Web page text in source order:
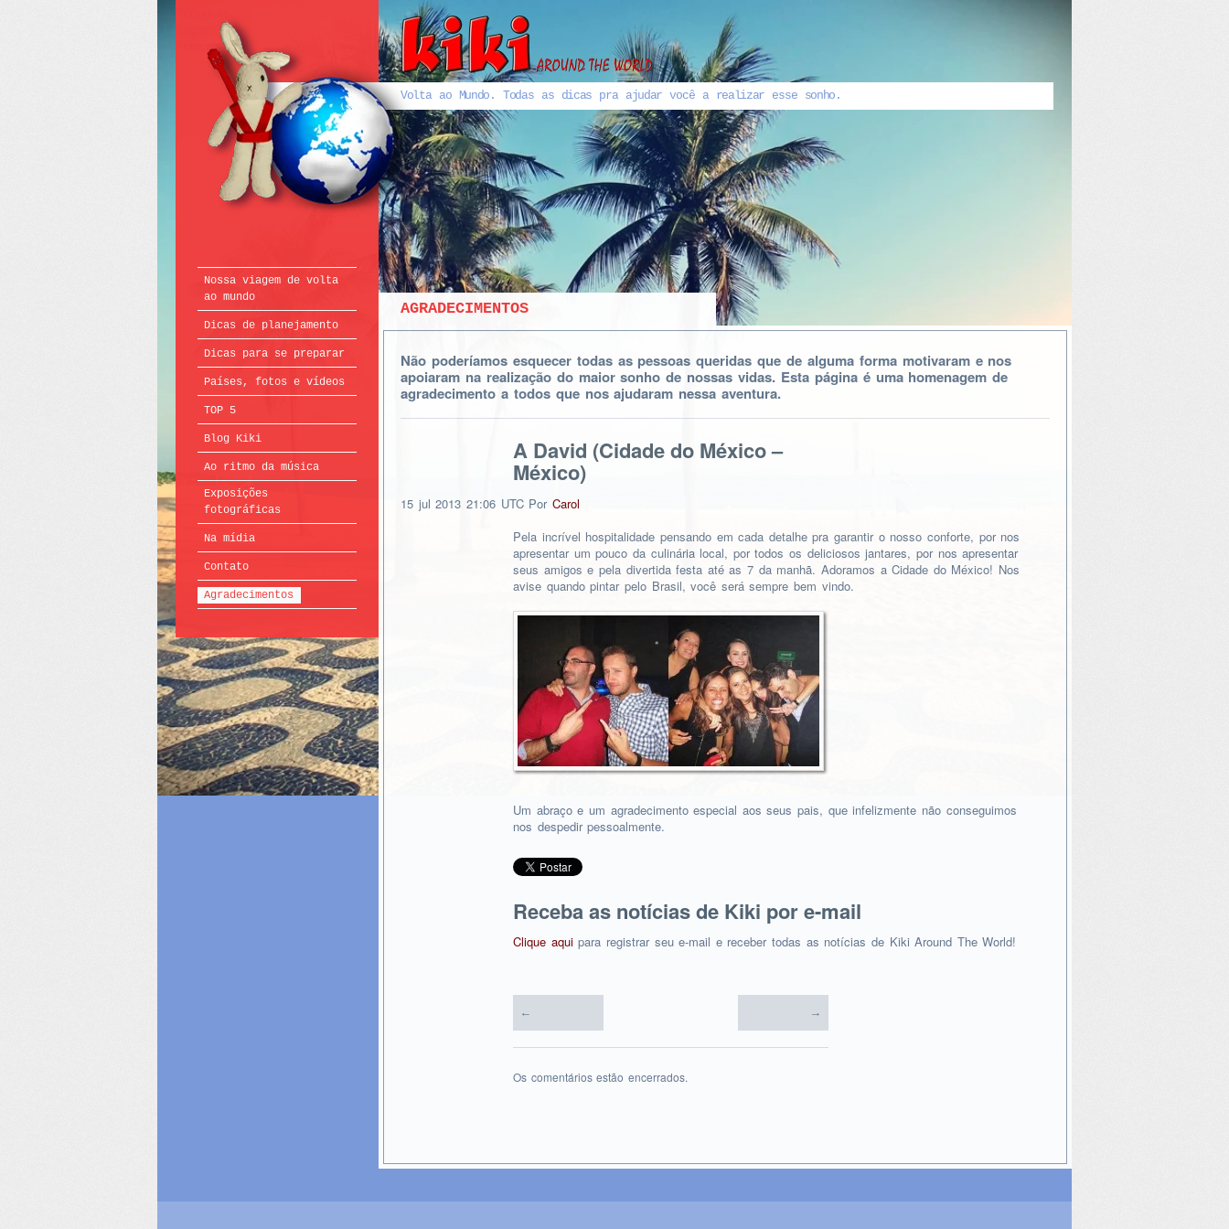
Volta ao Mundo. Todas as dicas pra ajudar você a realizar esse sonho.
Français
Nossa viagem de volta
ao mundo
Dicas de planejamento
Dicas para se preparar
Países, fotos e vídeos
TOP 5
Blog Kiki
Ao ritmo da música
Exposições
fotográficas
Na mídia
Contato
Agradecimentos
AGRADECIMENTOS
Não poderíamos esquecer todas as pessoas queridas que de alguma forma motivaram e nos
apoiaram na realização do maior sonho de nossas vidas. Esta página é uma homenagem de
agradecimento a todos que nos ajudaram nessa aventura.
A David (Cidade do México –
México)
15 jul 2013 21:06 UTC Por Carol
Pela incrível hospitalidade pensando em cada detalhe pra garantir o nosso conforte, por nos
apresentar um pouco da culinária local, por todos os deliciosos jantares, por nos apresentar
seus amigos e pela divertida festa até as 7 da manhã. Adoramos a Cidade do México! Nos
avise quando pintar pelo Brasil, você será sempre bem vindo.
Um abraço e um agradecimento especial aos seus pais, que infelizmente não conseguimos
nos despedir pessoalmente.
Receba as notícias de Kiki por e-mail
Clique aquipara registrar seu e-mail e receber todas as notícias de Kiki Around The World!
← →
Os comentários estão encerrados.